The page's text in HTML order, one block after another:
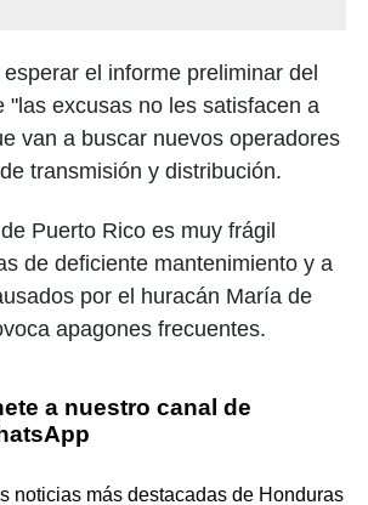
el informe preliminar del
"las excusas no les satisfacen a
van a buscar nuevos operadores
transmisión y distribución.
Puerto Rico es muy frágil
de deficiente mantenimiento y a
por el huracán María de
apagones frecuentes.
a nuestro canal de
noticias más destacadas de Honduras